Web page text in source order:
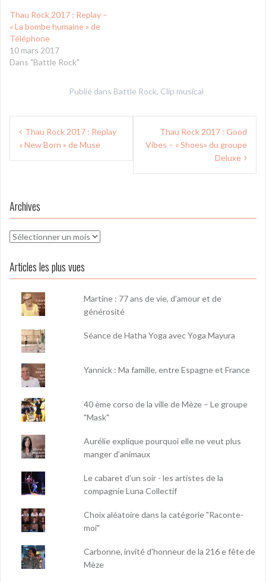
Thau Rock 2017 : Replay –
« La bombe humaine » de
Téléphone
10 mars 2017
Dans "Battle Rock"
Publié dans Battle Rock, Clip musical
Navigation
de Thau Rock 2017 : Replay
« New Born » de Muse
Thau Rock 2017 : Good
Vibes – « Shoes» du groupe
Deluxe
Archives
Archives
Articles les plus vues
Martine : 77 ans de vie, d'amour et de
générosité
Séance de Hatha Yoga avec Yoga Mayura
Yannick : Ma famille, entre Espagne et France
40 ème corso de la ville de Mèze – Le groupe
"Mask"
Aurélie explique pourquoi elle ne veut plus
manger d’animaux
Le cabaret d'un soir - les artistes de la
compagnie Luna Collectif
Choix aléatoire dans la catégorie "Raconte-
moi"
Carbonne, invité d'honneur de la 216 e fête de
Mèze